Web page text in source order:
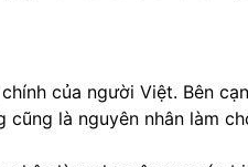
của người Việt. Bên
là nguyên nhân làm